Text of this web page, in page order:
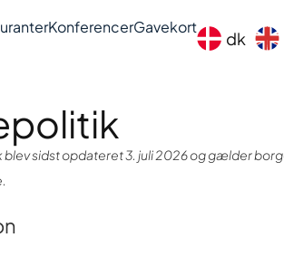
KonferencerGavekort
dk
sidst opdateret 3. juli 2026 og gælder